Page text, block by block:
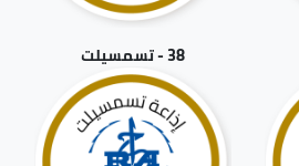
38 - تسمسيلت